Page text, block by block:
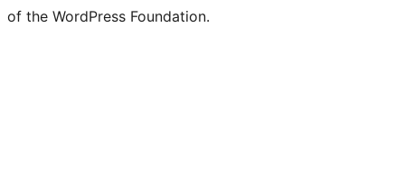
of the WordPress Foundation.